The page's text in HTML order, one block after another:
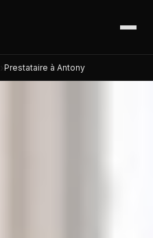
Prestataire à Antony